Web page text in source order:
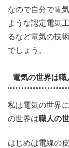
なので自分で電
ような認定電気
るなど電気の技
でしょう。
電気の世界は
私は電気の世界
の世界は職人の
はじめは電線の